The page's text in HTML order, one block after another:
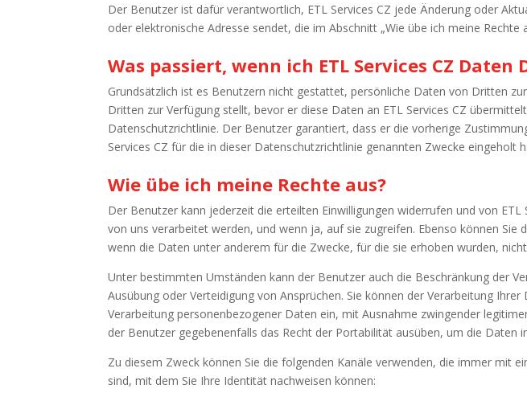
Der Benutzer ist dafür verantwortlich, ETL Services CZ jede Änderung oder
oder elektronische Adresse sendet, die im Abschnitt „Wie übe ich meine Rechte
Was passiert, wenn ich ETL Services CZ
Grundsätzlich ist es Benutzern nicht gestattet, persönliche Daten von Dritten
Dritten zur Verfügung stellt, bevor er diese Daten an ETL Services CZ
Datenschutzrichtlinie. Der Benutzer garantiert, dass er die vorherige
Services CZ für die in dieser Datenschutzrichtlinie genannten Zwecke eingeholt
Wie übe ich meine Rechte aus?
Der Benutzer kann jederzeit die erteilten Einwilligungen widerrufen und von
von uns verarbeitet werden, und wenn ja, auf sie zugreifen. Ebenso können
wenn die Daten unter anderem für die Zwecke, für die sie erhoben wurden,
Unter bestimmten Umständen kann der Benutzer auch die Beschränkung der
Ausübung oder Verteidigung von Ansprüchen. Sie können der Verarbeitung
Verarbeitung personenbezogener Daten ein, mit Ausnahme zwingender
der Benutzer gegebenenfalls das Recht der Portabilität ausüben, um die
Zu diesem Zweck können Sie die folgenden Kanäle verwenden, die immer mit
sind, mit dem Sie Ihre Identität nachweisen können: